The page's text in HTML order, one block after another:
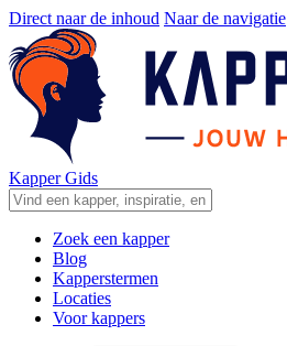
Direct naar de inhoud Naar de navigatie
Kapper Gids
Zoek een kapper
Blog
Kapperstermen
Locaties
Voor kappers